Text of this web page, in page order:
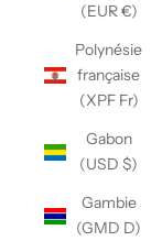
(EUR €)
Polynésie
française
(XPF Fr)
Gabon
(USD $)
Gambie
(GMD D)